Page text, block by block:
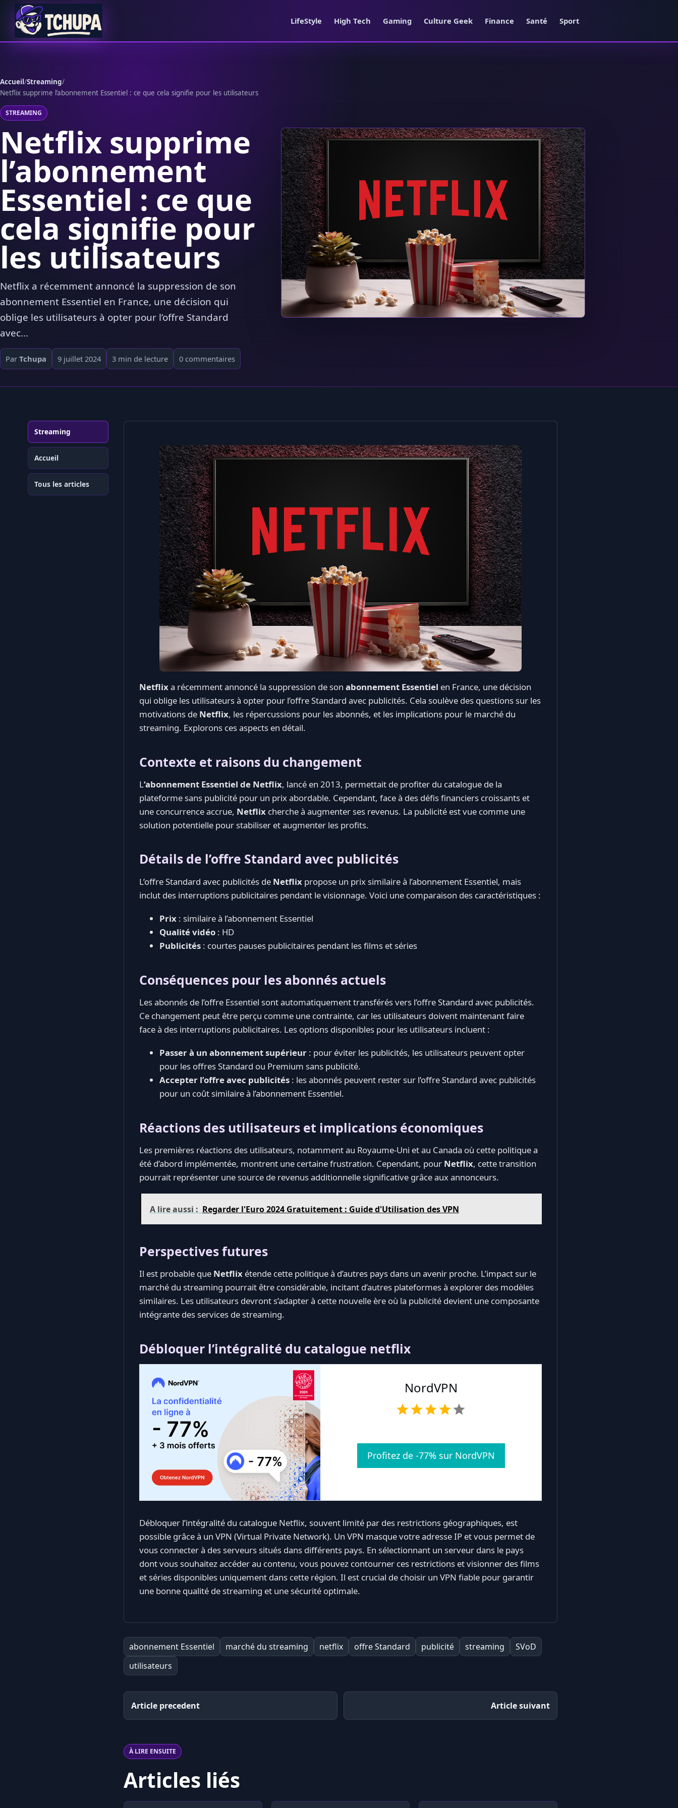
Aller au contenu
LifeStyle High Tech Gaming Culture Geek Finance Santé Sport
Accueil/Streaming/
Netflix supprime l’abonnement Essentiel : ce que cela signifie pour les utilisateurs
STREAMING
Netflix supprime
l’abonnement
Essentiel : ce que
cela signifie pour
les utilisateurs
Netflix a récemment annoncé la suppression de son
abonnement Essentiel en France, une décision qui
oblige les utilisateurs à opter pour l’offre Standard
avec...
Par Tchupa 9 juillet 2024 3 min de lecture 0 commentaires
Streaming
Accueil
Tous les articles
Netflixa récemment annoncé la suppression de son abonnement Essentiel en France, une décision
qui oblige les utilisateurs à opter pour l’offre Standard avec publicités. Cela soulève des questions sur les
motivations de Netflix, les répercussions pour les abonnés, et les implications pour le marché du
streaming. Explorons ces aspects en détail.
Contexte et raisons du changement
L‘abonnement Essentiel de Netflix, lancé en 2013, permettait de profiter du catalogue de la
plateforme sans publicité pour un prix abordable. Cependant, face à des défis financiers croissants et
une concurrence accrue, Netflix cherche à augmenter ses revenus. La publicité est vue comme une
solution potentielle pour stabiliser et augmenter les profits.
Détails de l’offre Standard avec publicités
L’offre Standard avec publicités de Netflix propose un prix similaire à l’abonnement Essentiel, mais
inclut des interruptions publicitaires pendant le visionnage. Voici une comparaison des caractéristiques :
Prix : similaire à l’abonnement Essentiel
Qualité vidéo : HD
Publicités : courtes pauses publicitaires pendant les films et séries
Conséquences pour les abonnés actuels
Les abonnés de l’offre Essentiel sont automatiquement transférés vers l’offre Standard avec publicités.
Ce changement peut être perçu comme une contrainte, car les utilisateurs doivent maintenant faire
face à des interruptions publicitaires. Les options disponibles pour les utilisateurs incluent :
Passer à un abonnement supérieur : pour éviter les publicités, les utilisateurs peuvent opter
pour les offres Standard ou Premium sans publicité.
Accepter l’offre avec publicités : les abonnés peuvent rester sur l’offre Standard avec publicités
pour un coût similaire à l’abonnement Essentiel.
Réactions des utilisateurs et implications économiques
Les premières réactions des utilisateurs, notamment au Royaume-Uni et au Canada où cette politique a
été d’abord implémentée, montrent une certaine frustration. Cependant, pour Netflix, cette transition
pourrait représenter une source de revenus additionnelle significative grâce aux annonceurs.
A lire aussi : Regarder l'Euro 2024 Gratuitement : Guide d'Utilisation des VPN
Perspectives futures
Il est probable que Netflix étende cette politique à d’autres pays dans un avenir proche. L’impact sur le
marché du streaming pourrait être considérable, incitant d’autres plateformes à explorer des modèles
similaires. Les utilisateurs devront s’adapter à cette nouvelle ère où la publicité devient une composante
intégrante des services de streaming.
Débloquer l’intégralité du catalogue netflix
NordVPN
Profitez de -77% sur NordVPN
Débloquer l’intégralité du catalogue Netflix, souvent limité par des restrictions géographiques, est
possible grâce à un VPN (Virtual Private Network). Un VPN masque votre adresse IP et vous permet de
vous connecter à des serveurs situés dans différents pays. En sélectionnant un serveur dans le pays
dont vous souhaitez accéder au contenu, vous pouvez contourner ces restrictions et visionner des films
et séries disponibles uniquement dans cette région. Il est crucial de choisir un VPN fiable pour garantir
une bonne qualité de streaming et une sécurité optimale.
abonnement Essentiel marché du streaming netflix offre Standard publicité streaming
SVoD
utilisateurs
Article precedent Article suivant
À LIRE ENSUITE
Articles liés